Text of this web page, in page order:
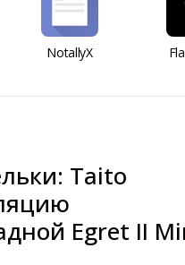
NotallyX
Taito
Egret II